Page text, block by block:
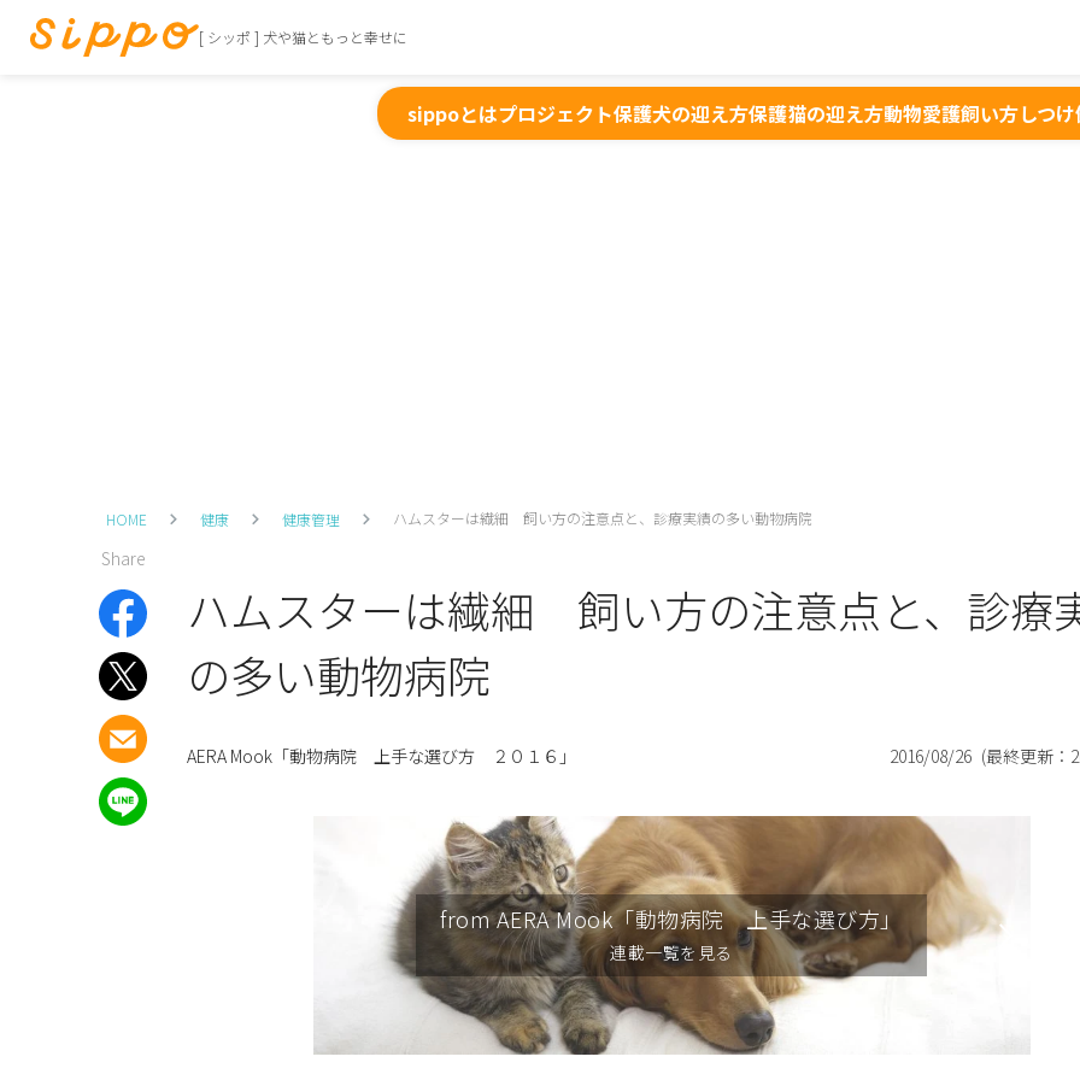
[ シッポ ] 犬や猫ともっと幸せに
sippoとはプロジェクト保護犬の迎え方保護猫の迎え方動物愛護飼い方しつけ
HOME 健康 健康管理 ハムスターは繊細 飼い方の注意点と、診療実績の多い動物病院
Share
ハムスターは繊細 飼い方の注意点と、診療
の多い動物病院
AERA Mook「動物病院 上手な選び方 ２０１６」 2016/08/26 (最終更新：
from AERA Mook「動物病院 上手な選び方」
連載一覧を見る